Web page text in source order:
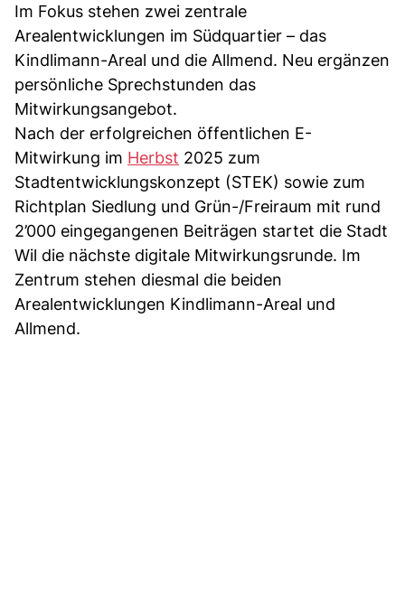
Im Fokus stehen zwei zentrale
Arealentwicklungen im Südquartier – das
Kindlimann-Areal und die Allmend. Neu ergänzen
persönliche Sprechstunden das
Mitwirkungsangebot.
Nach der erfolgreichen öffentlichen E-
Mitwirkung im Herbst 2025 zum
Stadtentwicklungskonzept (STEK) sowie zum
Richtplan Siedlung und Grün-/Freiraum mit rund
2’000 eingegangenen Beiträgen startet die Stadt
Wil die nächste digitale Mitwirkungsrunde. Im
Zentrum stehen diesmal die beiden
Arealentwicklungen Kindlimann-Areal und
Allmend.